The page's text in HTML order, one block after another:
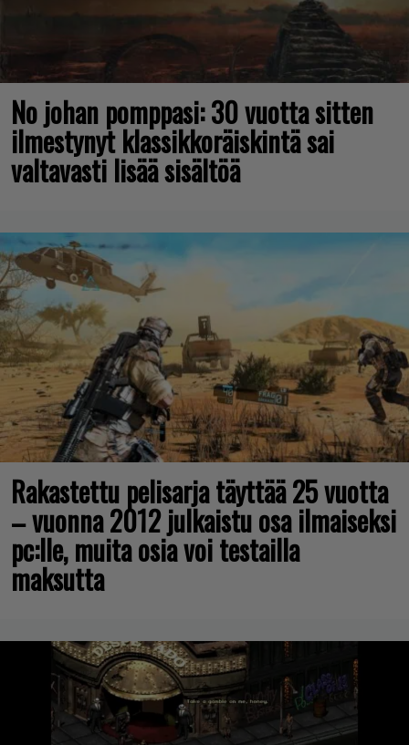
No johan pomppasi: 30 vuotta sitten
ilmestynyt klassikkoräiskintä sai
valtavasti lisää sisältöä
Rakastettu pelisarja täyttää 25 vuotta
– vuonna 2012 julkaistu osa ilmaiseksi
pc:lle, muita osia voi testailla
maksutta